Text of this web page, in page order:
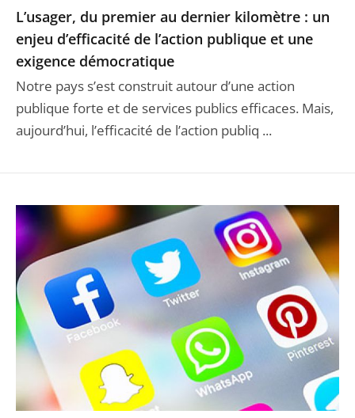
L’usager, du premier au dernier kilomètre : un
enjeu d’efficacité de l’action publique et une
exigence démocratique
Notre pays s’est construit autour d’une action
publique forte et de services publics efficaces. Mais,
aujourd’hui, l’efficacité de l’action publiq ...